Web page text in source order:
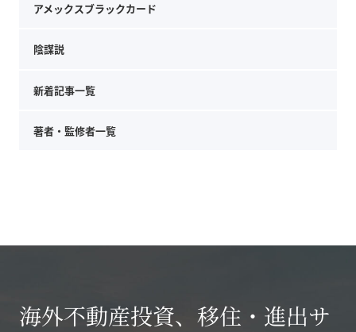
アメックスブラックカード
陰謀説
新着記事一覧
著者・監修者一覧
海外不動産投資、移住・進出サ